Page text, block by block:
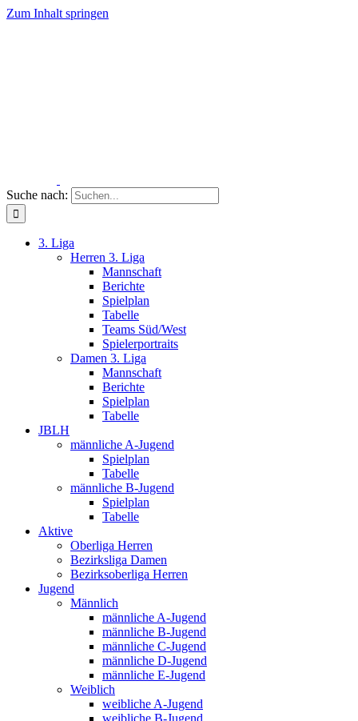
Zum Inhalt springen
Suche nach:
3. Liga
Herren 3. Liga
Mannschaft
Berichte
Spielplan
Tabelle
Teams Süd/West
Spielerportraits
Damen 3. Liga
Mannschaft
Berichte
Spielplan
Tabelle
JBLH
männliche A-Jugend
Spielplan
Tabelle
männliche B-Jugend
Spielplan
Tabelle
Aktive
Oberliga Herren
Bezirksliga Damen
Bezirksoberliga Herren
Jugend
Männlich
männliche A-Jugend
männliche B-Jugend
männliche C-Jugend
männliche D-Jugend
männliche E-Jugend
Weiblich
weibliche A-Jugend
weibliche B-Jugend